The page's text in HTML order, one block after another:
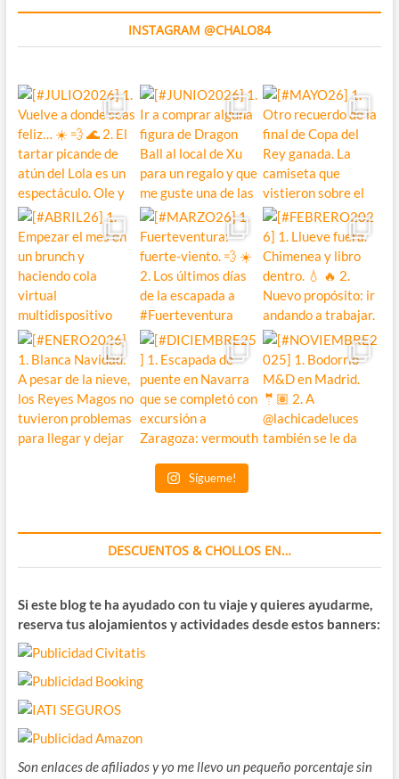
INSTAGRAM @CHALO84
Sígueme!
DESCUENTOS & CHOLLOS EN…
Si este blog te ha ayudado con tu viaje y quieres ayudarme,
reserva tus alojamientos y actividades desde estos banners:
Son enlaces de afiliados y yo me llevo un pequeño porcentaje sin